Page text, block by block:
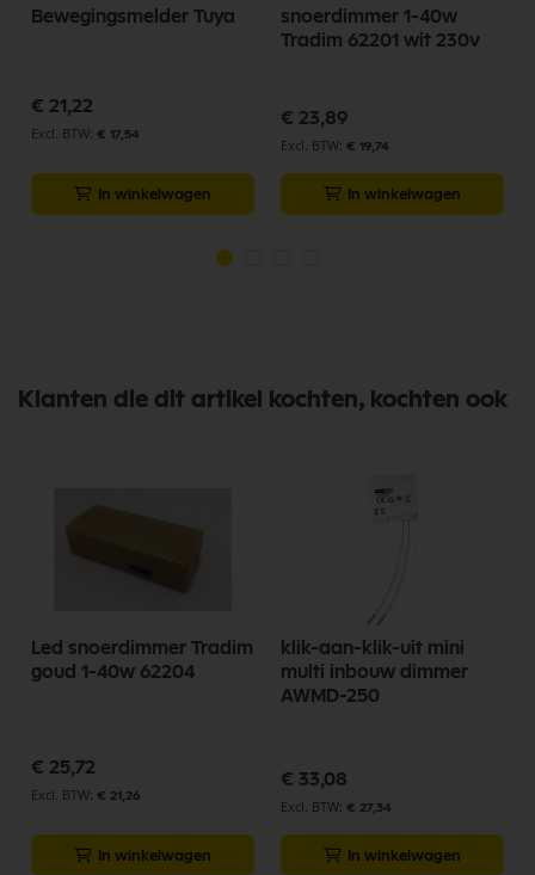
Bewegingsmelder Tuya
€ 21,22
€ 17,54
In winkelwagen
snoerdimmer 1-40w
Tradim 62201 wit 230v
€ 23,89
€ 19,74
In winkelwagen
Klanten die dit artikel kochten, kochten ook
Led snoerdimmer Tradim
goud 1-40w 62204
€ 25,72
€ 21,26
In winkelwagen
klik-aan-klik-uit mini
multi inbouw dimmer
AWMD-250
€ 33,08
€ 27,34
In winkelwagen